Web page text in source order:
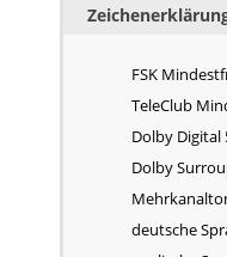
FSK
TeleClub
Dolby Digital
Dolby
deutsche